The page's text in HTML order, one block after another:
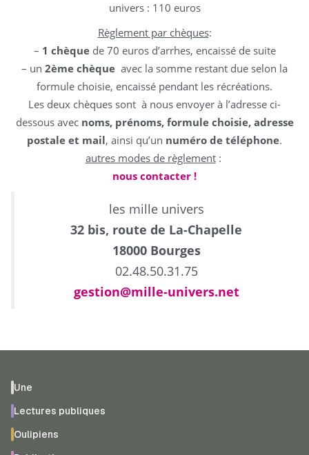
univers : 110 euros
Règlement par chèques:
– 1 chèquede 70 eurosd’arrhes, encaissé de suite
– un 2ème chèque avec la somme restant due selon la
formule choisie, encaissé pendant les récréations.
Les deux chèques sont à nous envoyer à l’adresse ci-
dessous avec noms, prénoms, formule choisie, adresse
postale et mail, ainsi qu’un numéro de téléphone.
autres modes de règlement:
nous contacter !
les mille univers
32 bis, route de La-Chapelle
18000 Bourges
02.48.50.31.75
gestion@mille-univers.net
Une
Lectures publiques
Oulipiens